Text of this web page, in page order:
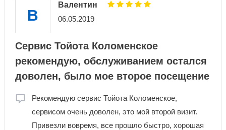
В
Валентин
06.05.2019
Сервис Тойота Коломенское
рекомендую, обслуживанием остался
доволен, было мое второе посещение
Рекомендую сервис Тойота Коломенское,
сервисом очень доволен, это мой второй визит.
Привезли вовремя, все прошло быстро, хорошая